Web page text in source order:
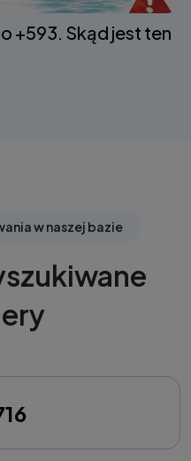
+593. Skąd jest ten
w naszej bazie